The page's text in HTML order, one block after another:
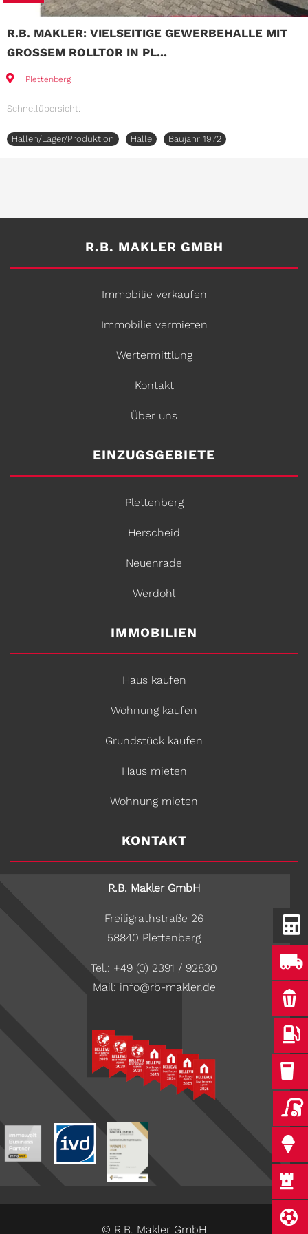
R.B. MAKLER: VIELSEITIGE GEWERBEHALLE MIT
GROSSEM ROLLTOR IN PL...
Plettenberg
Schnellübersicht:
Hallen/Lager/Produktion Halle Baujahr 1972
R.B. MAKLER GMBH
Immobilie verkaufen
Immobilie vermieten
Wertermittlung
Kontakt
Über uns
EINZUGSGEBIETE
Plettenberg
Herscheid
Neuenrade
Werdohl
IMMOBILIEN
Haus kaufen
Wohnung kaufen
Grundstück kaufen
Haus mieten
Wohnung mieten
KONTAKT
R.B. Makler GmbH
Freiligrathstraße 26
58840 Plettenberg
Tel.: +49 (0) 2391 / 92830
Mail: info@rb-makler.de
© R.B. Makler GmbH